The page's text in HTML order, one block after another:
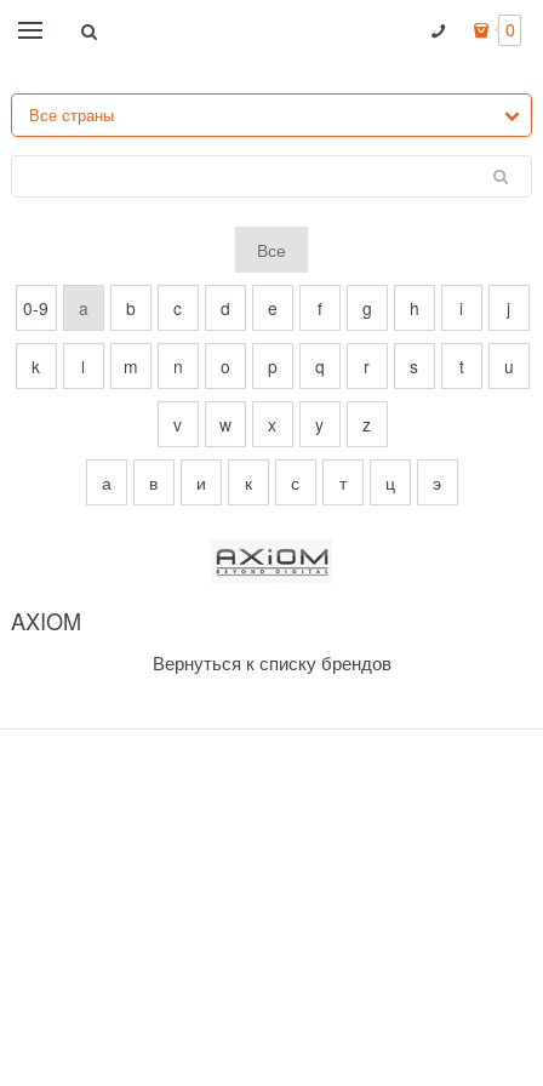
0
Все
0-9 a b c d e f g h i j
k l m n o p q r s t u
v w x y z
а в и к с т ц э
AXIOM
Вернуться к списку брендов